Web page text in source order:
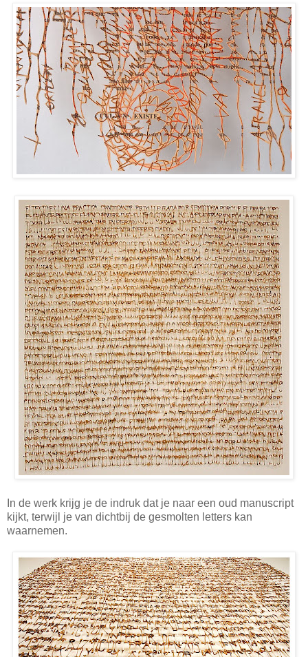
In de werk krijg je de indruk dat je naar een oud manuscript
kijkt, terwijl je van dichtbij de gesmolten letters kan
waarnemen.